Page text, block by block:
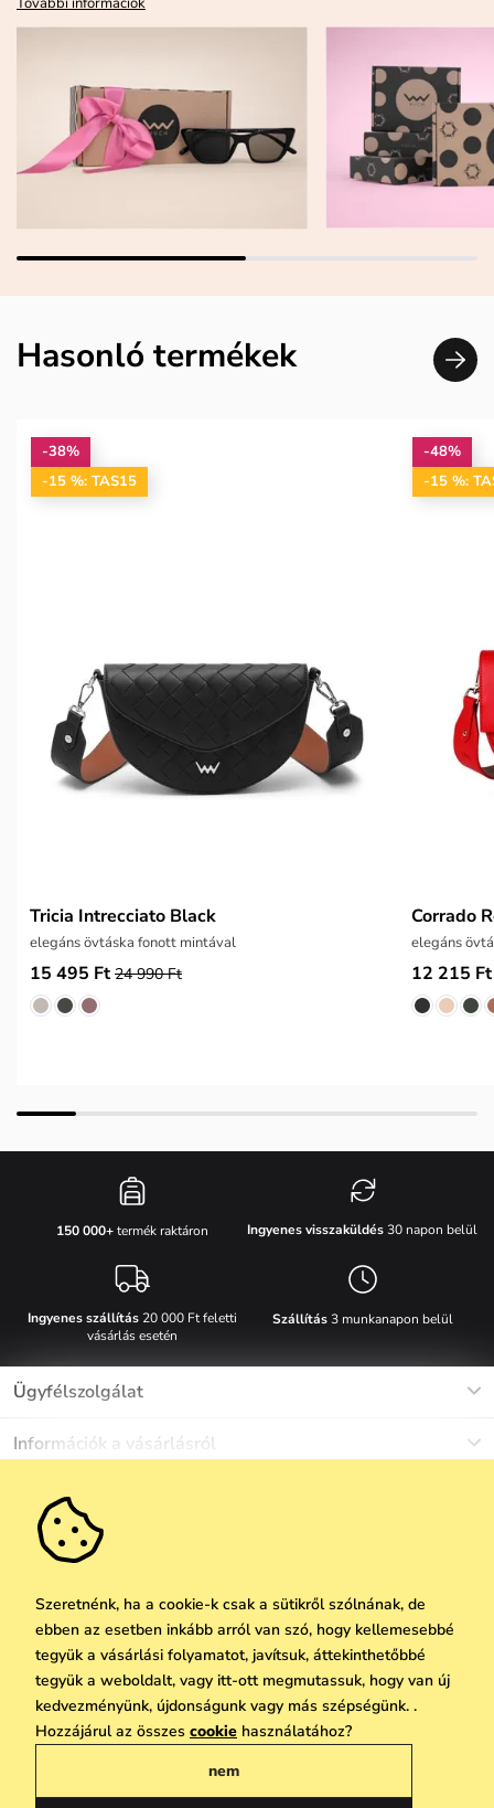
Hasonló termékek
-38%
-15 %: TAS15
Tricia Intrecciato Black
elegáns övtáska fonott mintával
15 495 Ft 24 990 Ft
-48%
-15 %:
Corrado
elegáns
12 215 Ft
150 000+termék raktáron Ingyenes visszaküldés30 napon belül
Ingyenes szállítás20 000 Ft feletti
vásárlás esetén
Szállítás3 munkanapon belül
Ügyfélszolgálat
+36 1 808 9989
Információk a vásárlásról
Gyakori kérdések
Anyagok és karbantartás
Visszaküldés és reklamáció
Egyéb információk
Rólunk
Karrier
Ajándék utalványok
Vállalatok számára
We Care
Vuchlook
Üzletek
Praha
Ne maradj le semmiről!
Feliratkozni
A személyes adatok védelmének alapelveiitt
Copyright © 2026 Vuch s.r.o. Minden jog fenntartva. Technikailag biztosítja
Simplia.cz
Szeretnénk, ha a cookie-k csak a sütikről szólnának, de
ebben az esetben inkább arról van szó, hogy kellemesebbé
tegyük a vásárlási folyamatot, javítsuk, áttekinthetőbbé
tegyük a weboldalt, vagy itt-ott megmutassuk, hogy van új
kedvezményünk, újdonságunk vagy más szépségünk. .
Hozzájárul az összes cookie használatához?
nem